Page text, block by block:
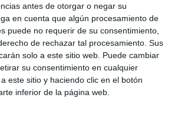
antes de otorgar o negar su
en cuenta que algún procesamiento de
puede no requerir de su consentimiento,
de rechazar tal procesamiento. Sus
solo a este sitio web. Puede cambiar
su consentimiento en cualquier
este sitio y haciendo clic en el botón
inferior de la página web.
LO QUIERO
PREMIUM + ASEGURANZA
MULTIACCESO